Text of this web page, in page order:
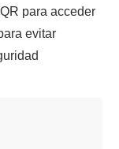
para acceder
evitar